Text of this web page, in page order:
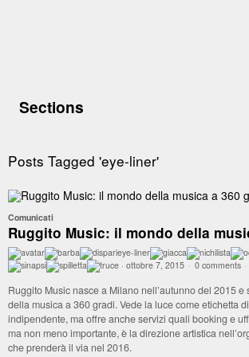
Sections
Posts Tagged 'eye-liner'
Comunicati
Ruggito Music: il mondo della
eye-liner
· ottobre 7, 2015 · 0 comments ·
Ruggito Music nasce a Milano nell’autunno del 2015
della musica a 360 gradi. Vede la luce come etichetta
indipendente, ma offre anche servizi quali booking e
ma non meno importante, è la direzione artistica
che prenderà il via nel 2016.